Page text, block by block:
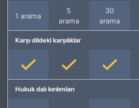
1 arama
5
arama
30
arama
Karşı dildeki karşılıklar
Hukuk dalı kırılımları